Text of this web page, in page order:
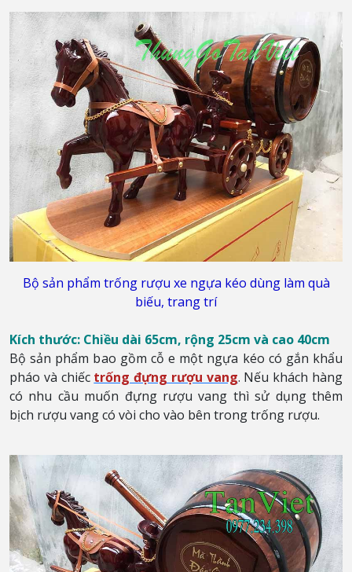
Bộ sản phẩm trống rượu xe ngựa kéo dùng làm quà
biếu, trang trí
Kích thước: Chiều dài 65cm, rộng 25cm và cao 40cm
Bộ sản phẩm bao gồm cỗ e một ngựa kéo có gắn khẩu
pháo và chiếc trống đựng rượu vang. Nếu khách hàng
có nhu cầu muốn đựng rượu vang thì sử dụng thêm
bịch rượu vang có vòi cho vào bên trong trống rượu.